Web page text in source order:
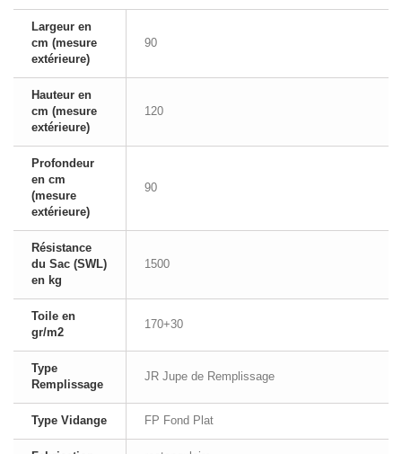
Largeur en
cm (mesure
extérieure)
90
Hauteur en
cm (mesure
extérieure)
120
Profondeur
en cm
(mesure
extérieure)
90
Résistance
du Sac (SWL)
en kg
1500
Toile en
gr/m2
170+30
Type
Remplissage
JR Jupe de Remplissage
Type Vidange FP Fond Plat